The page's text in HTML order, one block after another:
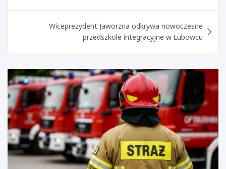
Wiceprezydent Jaworzna odkrywa nowoczesne
przedszkole integracyjne w Łubowcu